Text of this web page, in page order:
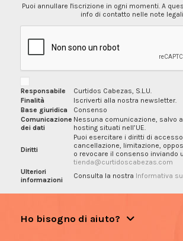
Puoi annullare l'iscrizione in ogni momenti. A
info di contatto nelle note legali.
Responsabile
Curtidos Cabezas, S.L.U.
Finalità
Iscriverti alla nostra newsletter.
Base giuridica
Consenso
Comunicazione
dei dati
Nessuna comunicazione, salvo
hosting situati nell’UE.
Diritti
Puoi esercitare i diritti di
cancellazione, limitazione,
o revocare il consenso inviando
tienda@curtidoscabezas.com
Ulteriori
informazioni
Consulta la nostra Informativa
Ho bisogno di aiuto?